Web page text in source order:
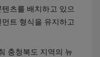
츠를 배치하고 있으
트 형식을 유지하고
충청북도 지역의 뉴